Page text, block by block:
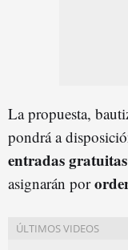
La propuesta,
pondrá a
entradas gratuitas
asignarán por